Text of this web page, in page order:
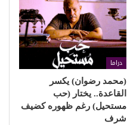
دراما
(محمد رضوان) يكسر
القاعدة.. يختار (حب
مستحيل) رغم ظهوره كضيف
شرف